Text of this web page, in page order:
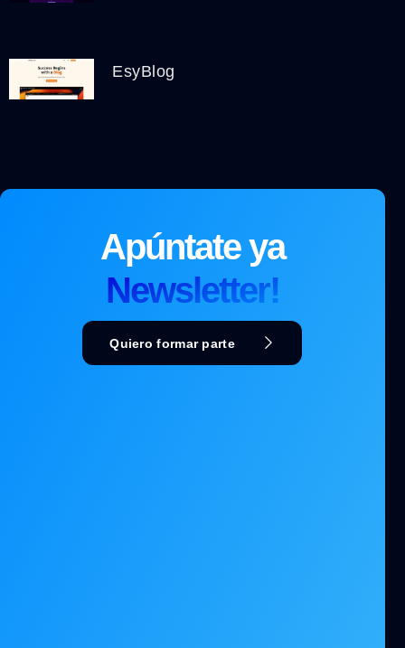
EsyBlog
Apúntate ya
Newsletter!
Quiero formar parte